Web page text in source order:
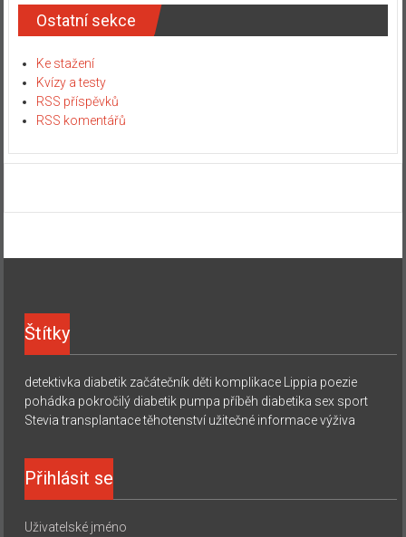
Ostatní sekce
Ke stažení
Kvízy a testy
RSS příspěvků
RSS komentářů
Štítky
detektivka diabetik začátečník děti komplikace Lippia poezie
pohádka pokročilý diabetik pumpa příběh diabetika sex sport
Stevia transplantace těhotenství užitečné informace výživa
Přihlásit se
Uživatelské jméno